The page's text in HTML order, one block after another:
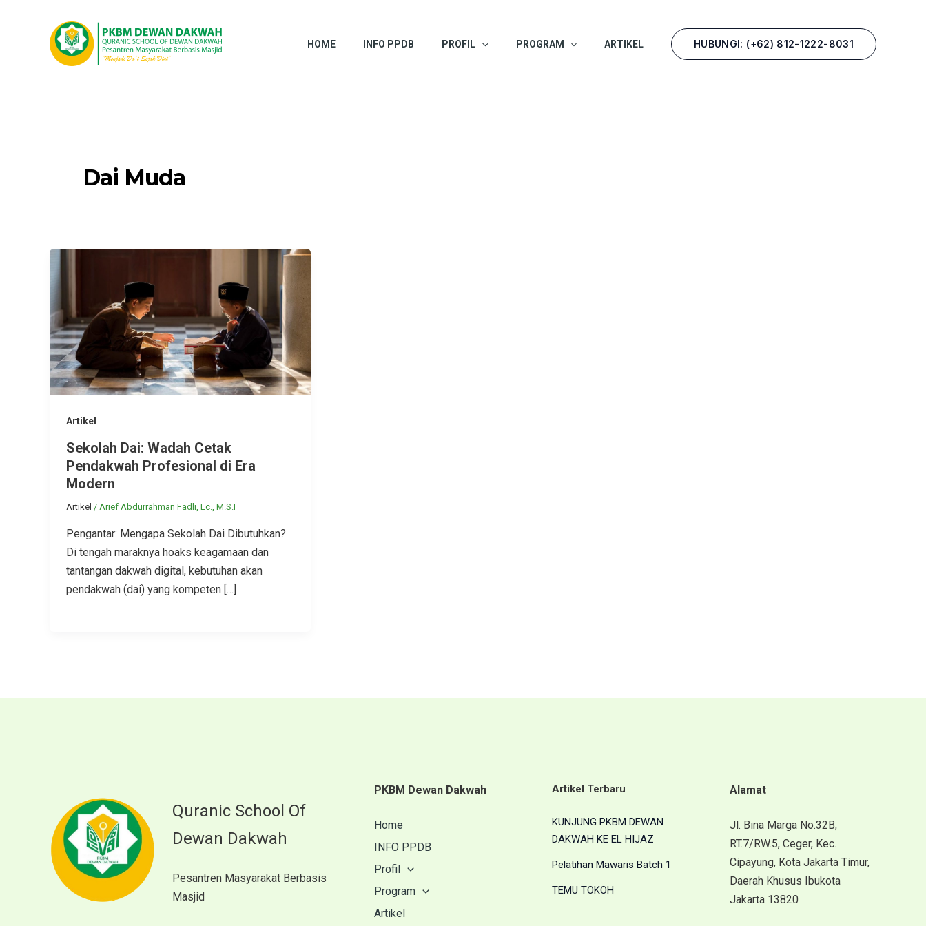
HOME INFO PPDB PROFIL PROGRAM ARTIKEL HUBUNGI: (+62) 812-1222-8031
Dai Muda
Artikel
Sekolah Dai: Wadah Cetak
Pendakwah Profesional di Era
Modern
Artikel / Arief Abdurrahman Fadli, Lc., M.S.I
Pengantar: Mengapa Sekolah Dai Dibutuhkan?
Di tengah maraknya hoaks keagamaan dan
tantangan dakwah digital, kebutuhan akan
pendakwah (dai) yang kompeten […]
Quranic School Of
Dewan Dakwah
Pesantren Masyarakat Berbasis
Masjid
PKBM Dewan Dakwah
Home
INFO PPDB
Profil
Program
Artikel
Artikel Terbaru
KUNJUNG PKBM DEWAN
DAKWAH KE EL HIJAZ
Pelatihan Mawaris Batch 1
TEMU TOKOH
Alamat
Jl. Bina Marga No.32B,
RT.7/RW.5, Ceger, Kec.
Cipayung, Kota Jakarta Timur,
Daerah Khusus Ibukota
Jakarta 13820